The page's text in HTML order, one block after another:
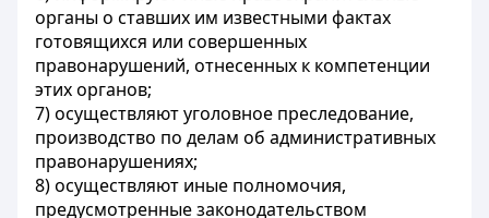
органы о ставших им известными фактах
готовящихся или совершенных
правонарушений, отнесенных к компетенции
этих органов;
7) осуществляют уголовное преследование,
производство по делам об административных
правонарушениях;
8) осуществляют иные полномочия,
предусмотренные законодательством